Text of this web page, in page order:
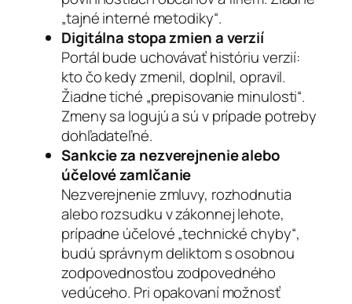
„tajné interné metodiky“.
Digitálna stopa zmien a verzií
Portál bude uchovávať históriu verzií:
kto čo kedy zmenil, doplnil, opravil.
Žiadne tiché „prepisovanie minulosti“.
Zmeny sa logujú a sú v prípade potreby
dohľadateľné.
Sankcie za nezverejnenie alebo
účelové zamlčanie
Nezverejnenie zmluvy, rozhodnutia
alebo rozsudku v zákonnej lehote,
prípadne účelové „technické chyby“,
budú správnym deliktom s osobnou
zodpovednosťou zodpovedného
vedúceho. Pri opakovaní možnosť